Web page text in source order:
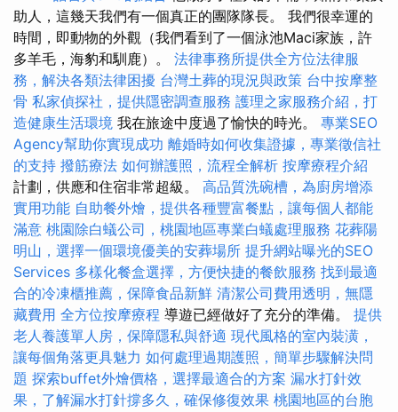
助人，這幾天我們有一個真正的團隊隊長。 我們很幸運的
時間，即動物的外觀（我們看到了一個泳池Maci家族，許
多羊毛，海豹和馴鹿）。 法律事務所提供全方位法律服
務，解決各類法律困擾 台灣土葬的現況與政策 台中按摩整
骨 私家偵探社，提供隱密調查服務 護理之家服務介紹，打
造健康生活環境 我在旅途中度過了愉快的時光。 專業SEO
Agency幫助你實現成功 離婚時如何收集證據，專業徵信社
的支持 撥筋療法 如何辦護照，流程全解析 按摩療程介紹
計劃，供應和住宿非常超級。 高品質洗碗槽，為廚房增添
實用功能 自助餐外燴，提供各種豐富餐點，讓每個人都能
滿意 桃園除白蟻公司，桃園地區專業白蟻處理服務 花葬陽
明山，選擇一個環境優美的安葬場所 提升網站曝光的SEO
Services 多樣化餐盒選擇，方便快捷的餐飲服務 找到最適
合的冷凍櫃推薦，保障食品新鮮 清潔公司費用透明，無隱
藏費用 全方位按摩療程 導遊已經做好了充分的準備。 提供
老人養護單人房，保障隱私與舒適 現代風格的室內裝潢，
讓每個角落更具魅力 如何處理過期護照，簡單步驟解決問
題 探索buffet外燴價格，選擇最適合的方案 漏水打針效
果，了解漏水打針撐多久，確保修復效果 桃園地區的台胞